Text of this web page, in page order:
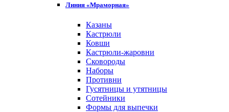
Линия «Мраморная»
Казаны
Кастрюли
Ковши
Кастрюли-жаровни
Сковороды
Наборы
Противни
Гусятницы и утятницы
Сотейники
Формы для выпечки